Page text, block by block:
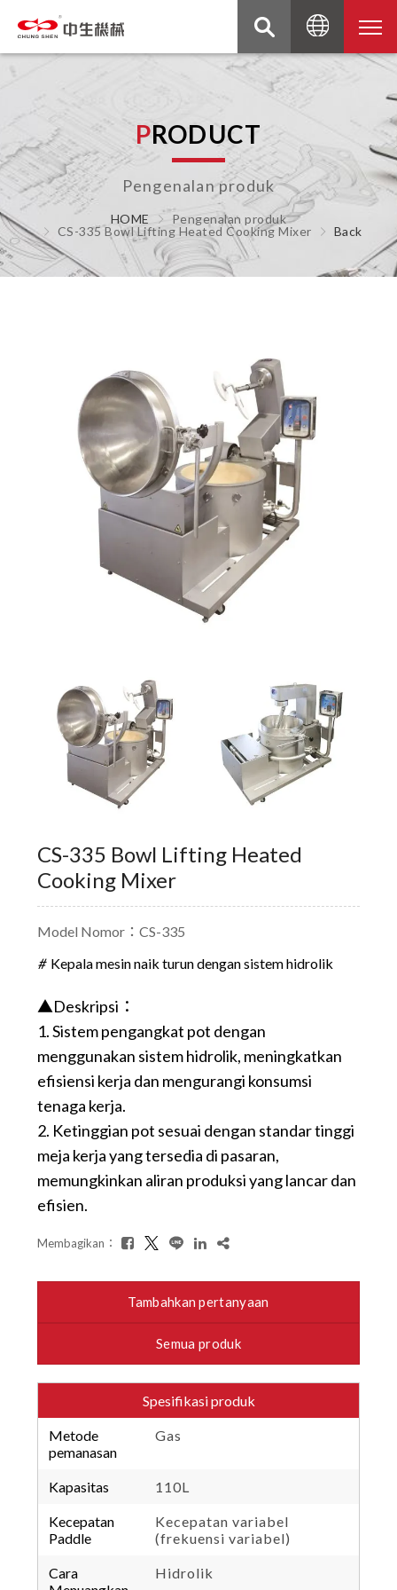
PRODUCT
Pengenalan produk
HOME
Pengenalan produk
CS-335 Bowl Lifting Heated Cooking Mixer
Back
CS-335 Bowl Lifting Heated
Cooking Mixer
Model Nomor：CS-335
Kepala mesin naik turun dengan sistem hidrolik
▲Deskripsi：
1. Sistem pengangkat pot dengan
menggunakan sistem hidrolik, meningkatkan
efisiensi kerja dan mengurangi konsumsi
tenaga kerja.
2. Ketinggian pot sesuai dengan standar tinggi
meja kerja yang tersedia di pasaran,
memungkinkan aliran produksi yang lancar dan
efisien.
Membagikan：
Tambahkan pertanyaan
Semua produk
Spesifikasi produk
Metode
pemanasan
Gas
Kapasitas 110L
Kecepatan
Paddle
Kecepatan variabel
(frekuensi variabel)
Cara
Hidrolik